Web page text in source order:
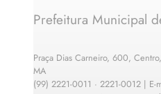
Prefeitura Municipal
Praça Dias Carneiro, 600,
MA
(99) 2221-0011 · 2221-0012 | E-